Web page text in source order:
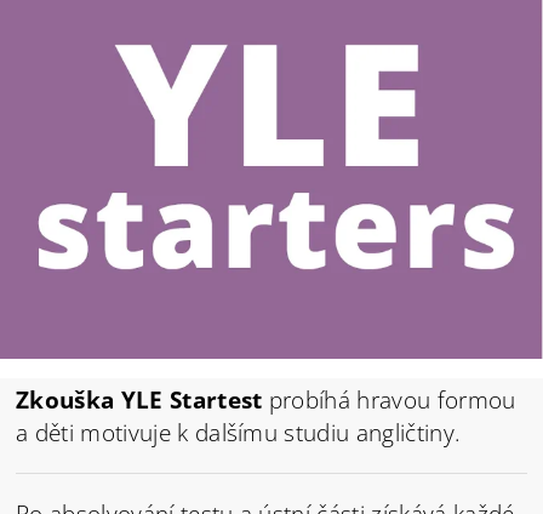
Zkouška YLE Startest probíhá hravou formou
a děti motivuje k dalšímu studiu angličtiny.